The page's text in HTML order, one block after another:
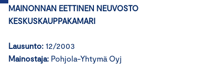
MAINONNAN EETTINEN NEUVOSTO
KESKUSKAUPPAKAMARI
Lausunto: 12/2003
Mainostaja: Pohjola-Yhtymä Oyj